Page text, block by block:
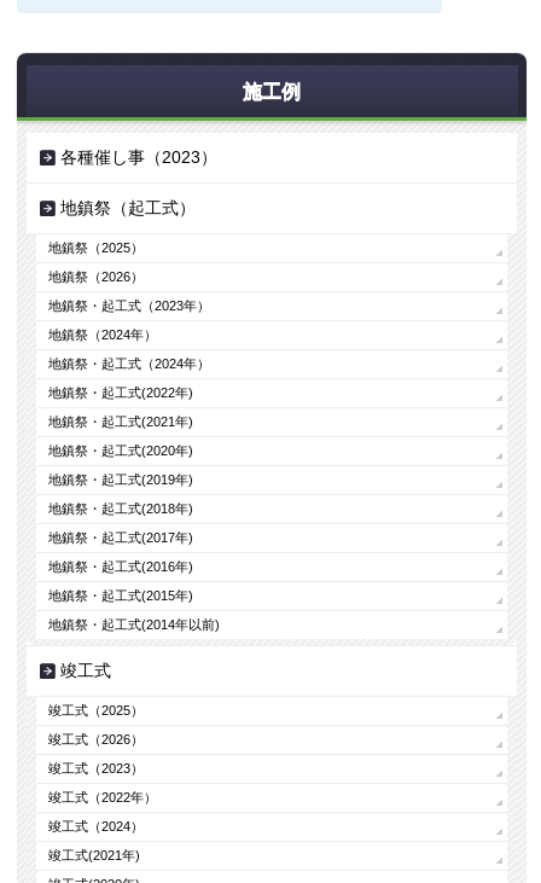
施工例
各種催し事（2023）
地鎮祭（起工式）
地鎮祭（2025）
地鎮祭（2026）
地鎮祭・起工式（2023年）
地鎮祭（2024年）
地鎮祭・起工式（2024年）
地鎮祭・起工式(2022年)
地鎮祭・起工式(2021年)
地鎮祭・起工式(2020年)
地鎮祭・起工式(2019年)
地鎮祭・起工式(2018年)
地鎮祭・起工式(2017年)
地鎮祭・起工式(2016年)
地鎮祭・起工式(2015年)
地鎮祭・起工式(2014年以前)
竣工式
竣工式（2025）
竣工式（2026）
竣工式（2023）
竣工式（2022年）
竣工式（2024）
竣工式(2021年)